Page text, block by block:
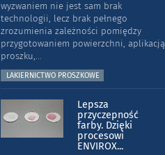
wyzwaniem nie jest sam brak
technologii, lecz brak pełnego
zrozumienia zależności pomiędzy
przygotowaniem powierzchni, aplikacją
proszku,...
LAKIERNICTWO PROSZKOWE
Lepsza
przyczepność
farby. Dzięki
procesowi
ENVIROX...